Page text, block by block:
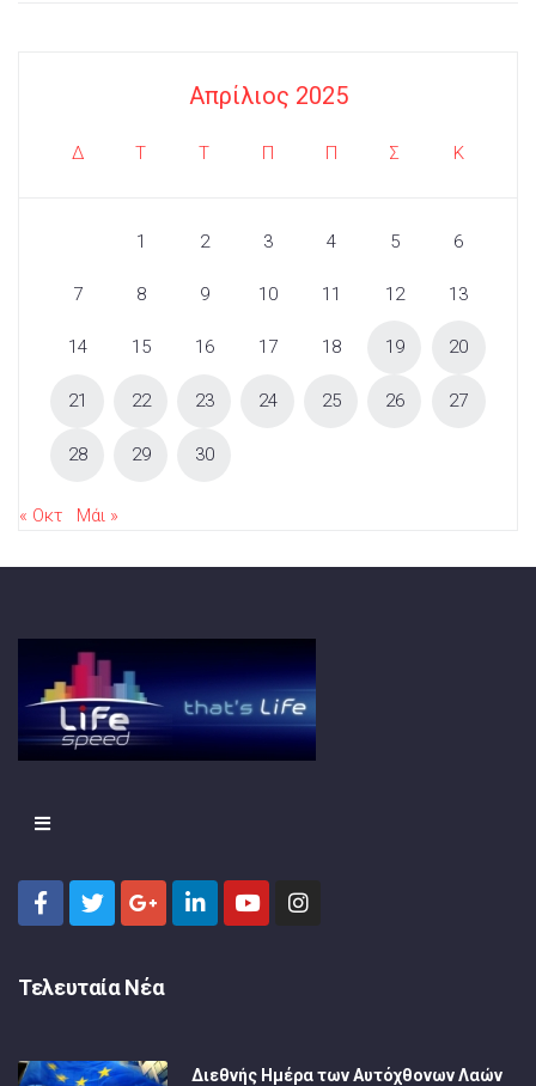
Απρίλιος 2025
Δ Τ Τ Π Π Σ Κ
1 2 3 4 5 6
7 8 9 10 11 12 13
14 15 16 17 18 19 20
21 22 23 24 25 26 27
28 29 30
« Οκτ Μάι »
Τελευταία Νέα
Διεθνής Ημέρα των Αυτόχθονων Λαών